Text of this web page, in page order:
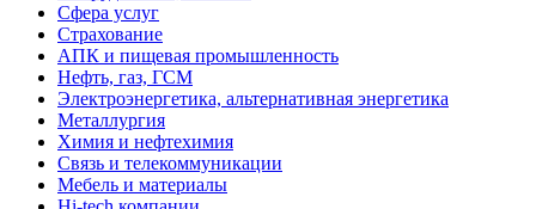
Сфера услуг
Страхование
АПК и пищевая промышленность
Нефть, газ, ГСМ
Электроэнергетика, альтернативная энергетика
Металлургия
Химия и нефтехимия
Связь и телекоммуникации
Мебель и материалы